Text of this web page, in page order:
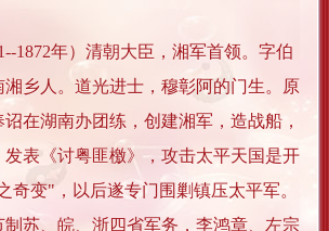
年）清朝大臣，湘军首领。字伯
乡人。道光进士，穆彰阿的门生。原
在湖南办团练，创建湘军，造战船，
发表《讨粤匪檄》，攻击太平天国是开
奇变"，以后遂专门围剿镇压太平军。
制苏、皖、浙四省军务，李鸿章、左宗